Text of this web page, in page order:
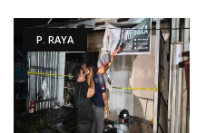
P. RAYA